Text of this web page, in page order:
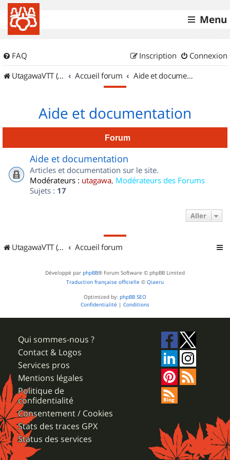
Menu
FAQ Connexion
Inscription
UtagawaVTT (Randos VTT et VTTAE avec traces GPS)
Accueil forum Aide et documentation
Aide et documentation
Forum
Aide et documentation
Articles et documentation sur le site.
Modérateurs : utagawa, Modérateurs des Forums
Sujets : 17
Aller
UtagawaVTT (Randos VTT et VTTAE avec traces GPS) Accueil forum
Développé par phpBB® Forum Software © phpBB Limited
Traduction française officielle © Qiaeru
Optimized by: phpBB SEO
Confidentialité | Conditions
Qui sommes-nous ?
Contact & Logos
Services pros
Mentions légales
Politique de
confidentialité
Consentement / Cookies
Stats des traces GPX
Status des services